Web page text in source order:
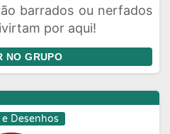
barrados ou nerfados
por aqui!
NO GRUPO
Desenhos